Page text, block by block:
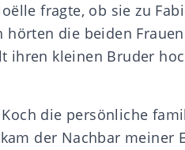
fragte, ob sie zu
die beiden
ihren kleinen Bruder
die persönliche
der Nachbar meiner